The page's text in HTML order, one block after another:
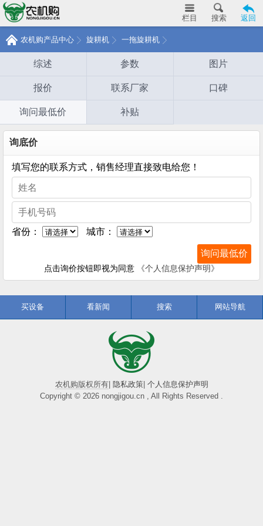
返回
搜索
栏目
农机购产品中心 旋耕机 一拖旋耕机
综述 参数 图片
报价 联系厂家 口碑
询问最低价 补贴
询底价
填写您的联系方式，销售经理直接致电给您！
省份： 城市：
点击询价按钮即视为同意 《个人信息保护声明》
买设备 看新闻 搜索 网站导航
农机购版权所有| 隐私政策| 个人信息保护声明
Copyright © 2026 nongjigou.cn , All Rights Reserved .